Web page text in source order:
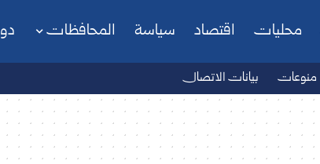
محليات اقتصاد سياسة المحافظات
منوعات بيانات الاتصال